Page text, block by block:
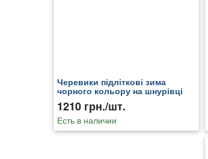
Черевики підліткові зима
чорного кольору на шнурівці
187371T
1210 грн./шт.
Есть в наличии